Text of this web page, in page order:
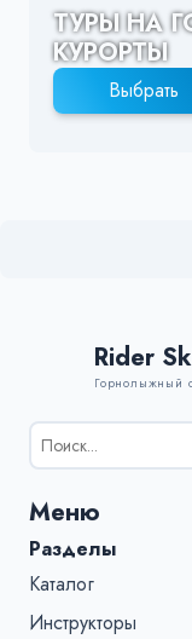
ТУРЫ НА
КУРОРТЫ
Выбрать
Rider
Горнолыжный
Результаты
поиска
%s:
Меню
Разделы
Каталог
Инструкторы